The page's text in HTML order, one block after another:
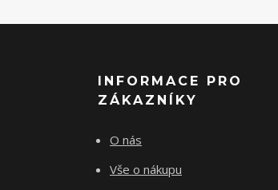
INFORMACE PRO
ZÁKAZNÍKY
O nás
Vše o nákupu